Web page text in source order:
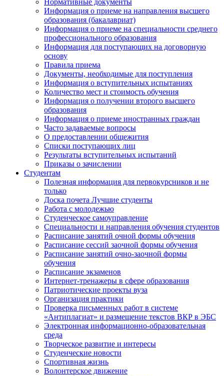
Нормативные документы
Информация о приеме на направления высшего
образования (бакалавриат)
Информация о приеме на специальности среднего
профессионального образования
Информация для поступающих на договорную
основу
Правила приема
Документы, необходимые для поступления
Информация о вступительных испытаниях
Количество мест и стоимость обучения
Информация о получении второго высшего
образования
Информация о приеме иностранных граждан
Часто задаваемые вопросы
О предоставлении общежития
Списки поступающих лиц
Результаты вступительных испытаний
Приказы о зачислении
Студентам
Полезная информация для первокурсников и не
только
Доска почета Лучшие студенты
Работа с молодежью
Студенческое самоуправление
Специальности и направления обучения студентов
Расписание занятий очной формы обучения
Расписание сессий заочной формы обучения
Расписание занятий очно-заочной формы
обучения
Расписание экзаменов
Интернет-тренажеры в сфере образования
Патриотические проекты вуза
Организация практики
Проверка письменных работ в системе
«Антиплагиат» и размещение текстов ВКР в ЭБС
Электронная информационно-образовательная
среда
Творческое развитие и интересы
Студенческие новости
Спортивная жизнь
Волонтерское движение